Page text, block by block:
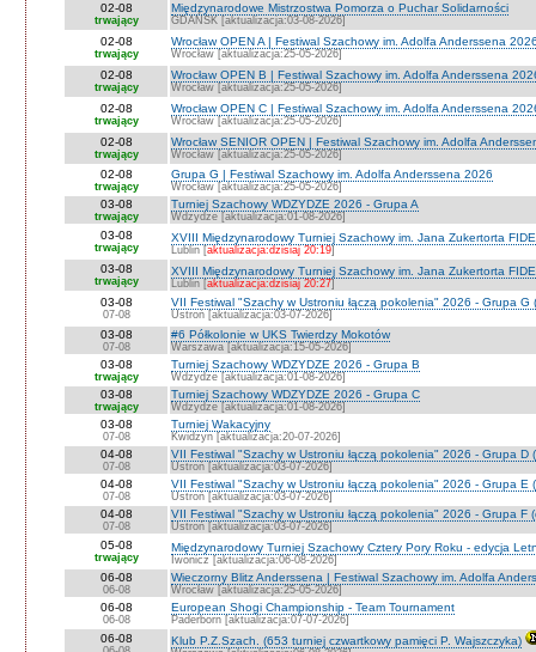
02-08
trwający
Międzynarodowe Mistrzostwa Pomorza o Puchar Solidarności
GDAŃSK [aktualizacja:03-08-2026]
02-08
trwający
Wrocław OPEN A | Festiwal Szachowy im. Adolfa Anderssena
Wrocław [aktualizacja:25-05-2026]
02-08
trwający
Wrocław OPEN B | Festiwal Szachowy im. Adolfa Anderssena
Wrocław [aktualizacja:25-05-2026]
02-08
trwający
Wrocław OPEN C | Festiwal Szachowy im. Adolfa Anderssena
Wrocław [aktualizacja:25-05-2026]
02-08
trwający
Wrocław SENIOR OPEN | Festiwal Szachowy im. Adolfa
Wrocław [aktualizacja:25-05-2026]
02-08
trwający
Grupa G | Festiwal Szachowy im. Adolfa Anderssena 2026
Wrocław [aktualizacja:25-05-2026]
03-08
trwający
Turniej Szachowy WDZYDZE 2026 - Grupa A
Wdzydze [aktualizacja:01-08-2026]
03-08
trwający
XVIII Międzynarodowy Turniej Szachowy im. Jana Zukertorta
Lublin [aktualizacja:dzisiaj 20:19]
03-08
trwający
XVIII Międzynarodowy Turniej Szachowy im. Jana Zukertorta
Lublin [aktualizacja:dzisiaj 20:27]
03-08
07-08
VII Festiwal "Szachy w Ustroniu łączą pokolenia" 2026 - Grupa G
Ustroń [aktualizacja:03-07-2026]
03-08
07-08
#6 Półkolonie w UKS Twierdzy Mokotów
Warszawa [aktualizacja:15-05-2026]
03-08
trwający
Turniej Szachowy WDZYDZE 2026 - Grupa B
Wdzydze [aktualizacja:01-08-2026]
03-08
trwający
Turniej Szachowy WDZYDZE 2026 - Grupa C
Wdzydze [aktualizacja:01-08-2026]
03-08
07-08
Turniej Wakacyjny
Kwidzyn [aktualizacja:20-07-2026]
04-08
07-08
VII Festiwal "Szachy w Ustroniu łączą pokolenia" 2026 - Grupa D
Ustroń [aktualizacja:03-07-2026]
04-08
07-08
VII Festiwal "Szachy w Ustroniu łączą pokolenia" 2026 - Grupa E
Ustroń [aktualizacja:03-07-2026]
04-08
07-08
VII Festiwal "Szachy w Ustroniu łączą pokolenia" 2026 - Grupa F
Ustroń [aktualizacja:03-07-2026]
05-08
trwający
Międzynarodowy Turniej Szachowy Cztery Pory Roku - edycja
Iwonicz [aktualizacja:06-08-2026]
06-08
06-08
Wieczorny Blitz Anderssena | Festiwal Szachowy im. Adolfa
Wrocław [aktualizacja:25-05-2026]
06-08
06-08
European Shogi Championship - Team Tournament
Paderborn [aktualizacja:07-07-2026]
06-08 Klub P.Z.Szach. (653 turniej czwartkowy pamięci P. Wajszczyka)